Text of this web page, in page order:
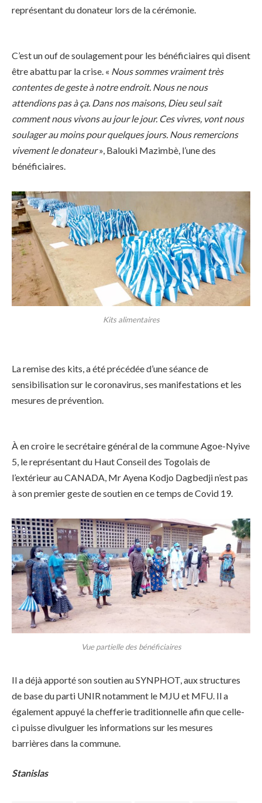
représentant du donateur lors de la cérémonie.
C’est un ouf de soulagement pour les bénéficiaires qui disent
être abattu par la crise. « Nous sommes vraiment très
contentes de geste à notre endroit. Nous ne nous
attendions pas à ça. Dans nos maisons, Dieu seul sait
comment nous vivons au jour le jour. Ces vivres, vont nous
soulager au moins pour quelques jours. Nous remercions
vivement le donateur», Balouki Mazimbè, l’une des
bénéficiaires.
Kits alimentaires
La remise des kits, a été précédée d’une séance de
sensibilisation sur le coronavirus, ses manifestations et les
mesures de prévention.
À en croire le secrétaire général de la commune Agoe-Nyive
5, le représentant du Haut Conseil des Togolais de
l’extérieur au CANADA, Mr Ayena Kodjo Dagbedji n’est pas
à son premier geste de soutien en ce temps de Covid 19.
Vue partielle des bénéficiaires
Il a déjà apporté son soutien au SYNPHOT, aux structures
de base du parti UNIR notamment le MJU et MFU. Il a
également appuyé la chefferie traditionnelle afin que celle-
ci puisse divulguer les informations sur les mesures
barrières dans la commune.
Stanislas